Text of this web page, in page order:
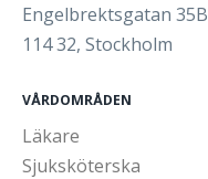
Engelbrektsgatan 35B
114 32, Stockholm
VÅRDOMRÅDEN
Läkare
Sjuksköterska